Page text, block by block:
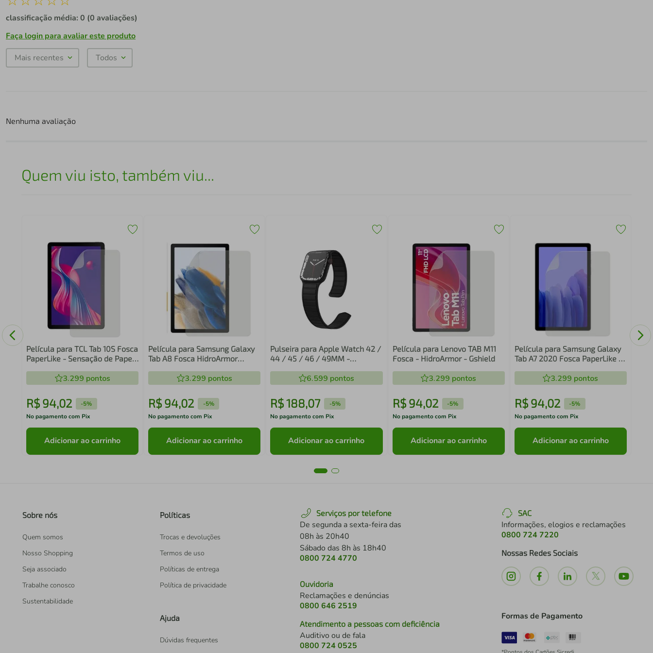
classificação média: 0 (0 avaliações)
Faça login para avaliar este produto
Mais recentes Todos
Nenhuma avaliação
Quem viu isto, também viu...
Película para TCL Tab 10S Fosca
PaperLike - Sensação de Papel
3.299 pontos
R$ 94,02 -5%
No pagamento com Pix
Adicionar ao carrinho
Película para Samsung Galaxy
Tab A8 Fosca HidroArmor
3.299 pontos
R$ 94,02 -5%
No pagamento com Pix
Adicionar ao carrinho
Pulseira para Apple Watch 42 /
44 / 45 / 46 / 49MM -
6.599 pontos
R$188,07 -5%
No pagamento com Pix
Adicionar ao carrinho
Película para Lenovo TAB M11
Fosca - HidroArmor - Gshield
3.299 pontos
R$ 94,02 -5%
No pagamento com Pix
Adicionar ao carrinho
Película para Samsung Galaxy
Tab A7 2020 Fosca PaperLike -
HidroArmor - Gshield
3.299 pontos
R$ 94,02 -5%
No pagamento com Pix
Adicionar ao carrinho
Sobre nós
Quem somos
Nosso Shopping
Seja associado
Trabalhe conosco
Sustentabilidade
Políticas
Trocas e devoluções
Termos de uso
Políticas de entrega
Política de privacidade
Ajuda
Dúvidas frequentes
Serviços por telefone
De segunda a sexta-feira das
08h às 20h40
Sábado das 8h às 18h40
0800 724 4770
Ouvidoria
Reclamações e denúncias
0800 646 2519
Atendimento a pessoas com deficiência
Auditivo ou de fala
0800 724 0525
SAC
Informações, elogios e reclamações
0800 724 7220
Nossas Redes Sociais
Formas de Pagamento